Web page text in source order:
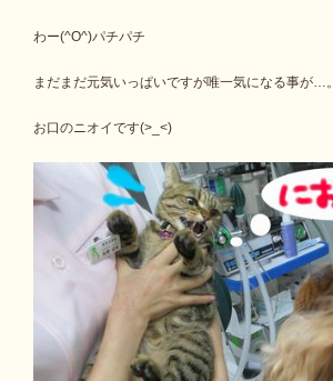
わー(^O^)パチパチ
まだまだ元気いっぱいですが唯一気になる事が…。
お口のニオイです(>_<)